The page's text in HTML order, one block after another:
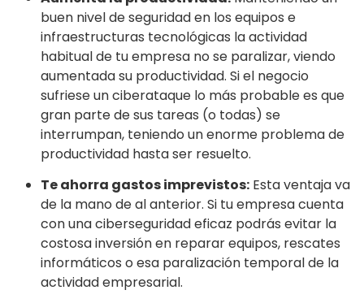
buen nivel de seguridad en los equipos e
infraestructuras tecnológicas la actividad
habitual de tu empresa no se paralizar, viendo
aumentada su productividad. Si el negocio
sufriese un ciberataque lo más probable es que
gran parte de sus tareas (o todas) se
interrumpan, teniendo un enorme problema de
productividad hasta ser resuelto.
Te ahorra gastos imprevistos: Esta ventaja va
de la mano de al anterior. Si tu empresa cuenta
con una ciberseguridad eficaz podrás evitar la
costosa inversión en reparar equipos, rescates
informáticos o esa paralización temporal de la
actividad empresarial.